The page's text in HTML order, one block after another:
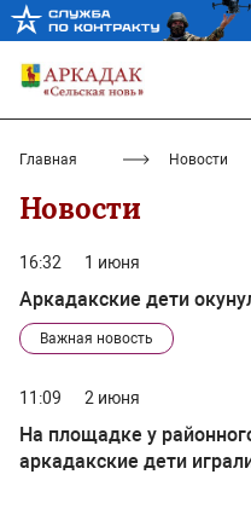
Главная Новости
Новости
16:32 1 июня
Аркадакские дети
Важная новость
11:09 2 июня
На площадке у
аркадакские дети